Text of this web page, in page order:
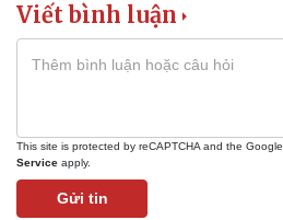
Viết bình luận
This site is protected by reCAPTCHA and the Google
Service apply.
Gửi tin